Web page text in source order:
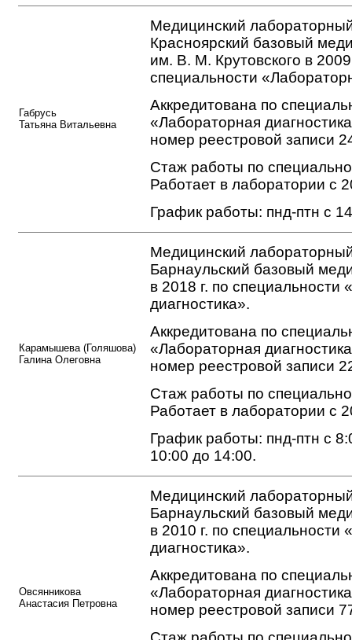
Габрусь
Татьяна Витальевна
Медицинский
Красноярский базовый
им. В. М. Крутовского в 2009
специальности
Аккредитована по
«Лабораторная
номер реестровой записи
Стаж работы по
Работает в лаборатории с
График работы: пнд-птн с
Карамышева (Голяшова)
Галина Олеговна
Медицинский
Барнаульский базовый
в 2018 г. по специальности
диагностика».
Аккредитована по
«Лабораторная
номер реестровой записи
Стаж работы по
Работает в лаборатории с
График работы: пнд-птн с
10:00 до 14:00.
Овсянникова
Анастасия Петровна
Медицинский
Барнаульский базовый
в 2010 г. по специальности
диагностика».
Аккредитована по
«Лабораторная
номер реестровой записи